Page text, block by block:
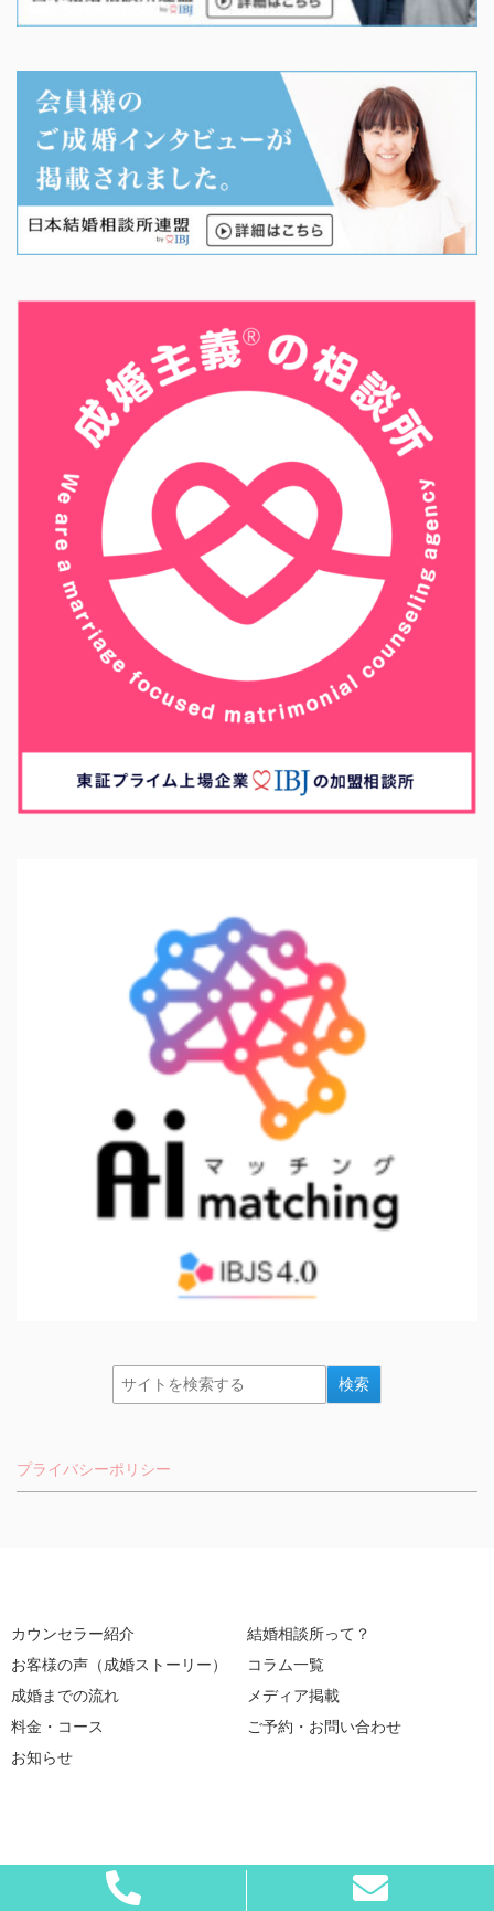
プライバシーポリシー
カウンセラー紹介
結婚相談所って？
お客様の声（成婚ストーリー）
コラム一覧
成婚までの流れ
メディア掲載
料金・コース
ご予約・お問い合わせ
お知らせ